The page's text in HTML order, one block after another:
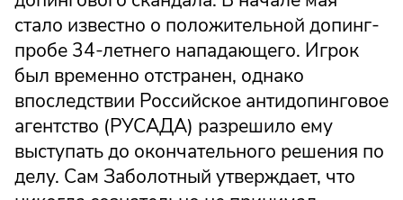
стало известно о положительной допинг-
пробе 34-летнего нападающего. Игрок
был временно отстранен, однако
впоследствии Российское антидопинговое
агентство (РУСАДА) разрешило ему
выступать до окончательного решения по
делу. Сам Заболотный утверждает, что